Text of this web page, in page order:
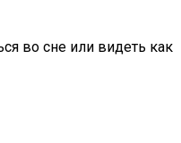
во сне или видеть как